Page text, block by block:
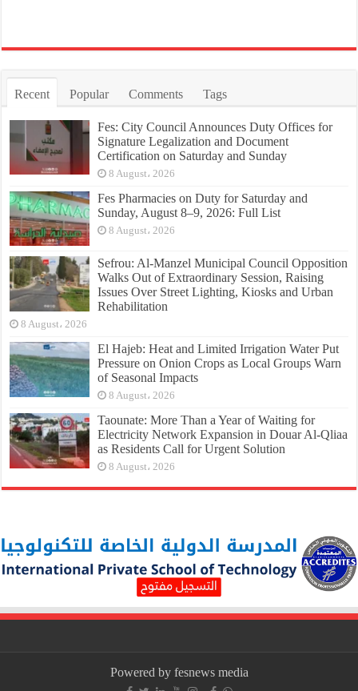
Recent Popular Comments Tags
Fes: City Council Announces Duty Offices for
Signature Legalization and Document
Certification on Saturday and Sunday
8 August، 2026
Fes Pharmacies on Duty for Saturday and
Sunday, August 8–9, 2026: Full List
8 August، 2026
Sefrou: Al-Manzel Municipal Council Opposition
Walks Out of Extraordinary Session, Raising
Issues Over Street Lighting, Kiosks and Urban
Rehabilitation
8 August، 2026
El Hajeb: Heat and Limited Irrigation Water Put
Pressure on Onion Crops as Local Groups Warn
of Seasonal Impacts
8 August، 2026
Taounate: More Than a Year of Waiting for
Electricity Network Expansion in Douar Al-Qliaa
as Residents Call for Urgent Solution
8 August، 2026
Powered by fesnews media